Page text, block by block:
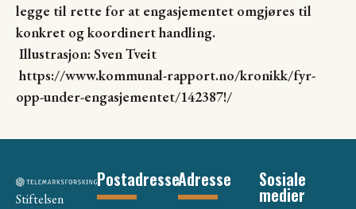
legge til rette for at engasjementet omgjøres til
konkret og koordinert handling.
Illustrasjon: Sven Tveit
https://www.kommunal-rapport.no/kronikk/fyr-
opp-under-engasjementet/142387!/
Stiftelsen
PostadresseAdresse Sosiale
medier